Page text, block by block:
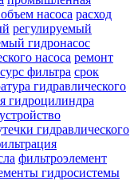
насоса расход
регулируемый
гидронасос
насоса ремонт
фильтра срок
гидравлического
гидроцилиндра
устройство
гидравлического
фильтроэлемент
гидросистемы